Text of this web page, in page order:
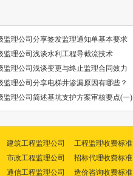
监理公司分享签发监理通知单基本要求
监理公司浅谈水利工程导截流技术
监理公司浅谈变更与终止监理合同效力
监理公司分享电梯井渗漏原因有哪些？
监理公司简述基坑支护方案审核要点(一)
建筑工程监理公司
市政工程监理公司
通信工程监理公司
工程监理收费标准
招标代理收费标准
造价咨询收费标准